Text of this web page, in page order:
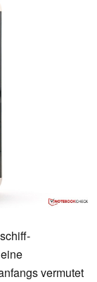
vermutet